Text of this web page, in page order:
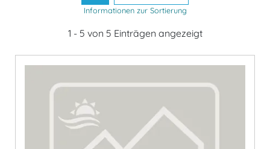
Informationen zur Sortierung
1 - 5 von 5 Einträgen angezeigt